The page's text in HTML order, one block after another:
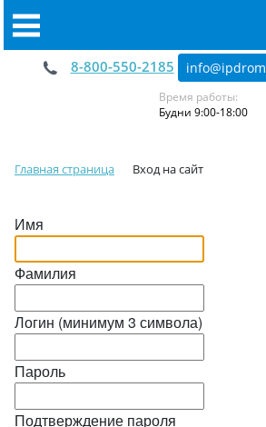
8-800-550-2185 info@ipdrom
Время работы:
Будни 9:00-18:00
Главная страница Вход на сайт
Имя
Фамилия
Логин (минимум 3 символа)
Пароль
Подтверждение пароля